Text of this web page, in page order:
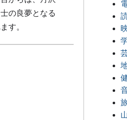
の良夢となる
す。